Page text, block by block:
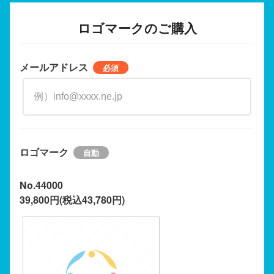
ロゴマークのご購入
メールアドレス
ロゴマーク
No.44000
39,800円(税込43,780円)